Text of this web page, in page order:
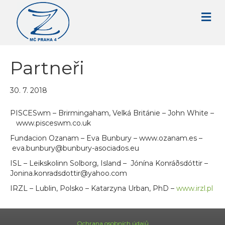
Partneři
30. 7. 2018
PISCESwm – Brirmingaham, Velká Británie – John White –
www.pisceswm.co.uk
Fundacion Ozanam – Eva Bunbury – www.ozanam.es –
eva.bunbury@bunbury-asociados.eu
ISL – Leikskolinn Solborg, Island – Jónína Konráðsdóttir –
Jonina.konradsdottir@yahoo.com
IRZL – Lublin, Polsko – Katarzyna Urban, PhD – www.irzl.pl
Ochrana osobních údajů